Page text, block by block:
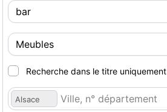
Recherche dans le titre uniquement
Alsace